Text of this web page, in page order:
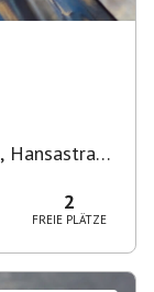
, Hansastraße
2
FREIE PLÄTZE